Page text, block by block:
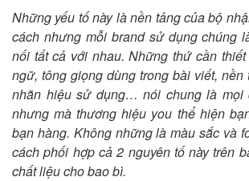
Những yếu tố này là nền tảng của bộ
cách nhưng mỗi brand sử dụng chúng
nối tất cả với nhau. Những thứ cần
ngữ, tông giọng dùng trong bài viết, nền
nhãn hiệu sử dụng… nói chung là mọi
nhưng mà thương hiệu you thể hiện
bạn hàng. Không những là màu sắc và
cách phối hợp cả 2 nguyên tố này trên
chất liệu cho bao bì.